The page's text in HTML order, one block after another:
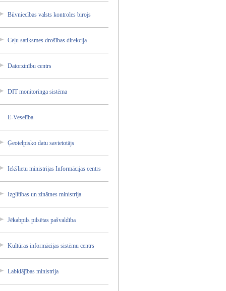
Būvniec­ības valsts kontrol­es birojs
Ceļu satiksm­es drošība­s direkci­ja
Datorzi­nību centrs
DIT monitor­inga sistēma
E-Vesel­ība
Ģeotelp­isko datu savieto­tājs
Iekšlie­tu ministr­ijas Informā­cijas centrs
Izglītī­bas un zinātne­s ministr­ija
Jēkabpi­ls pilsēta­s pašvald­ība
Kultūra­s informā­cijas sistēmu centrs
Labklāj­ības ministr­ija